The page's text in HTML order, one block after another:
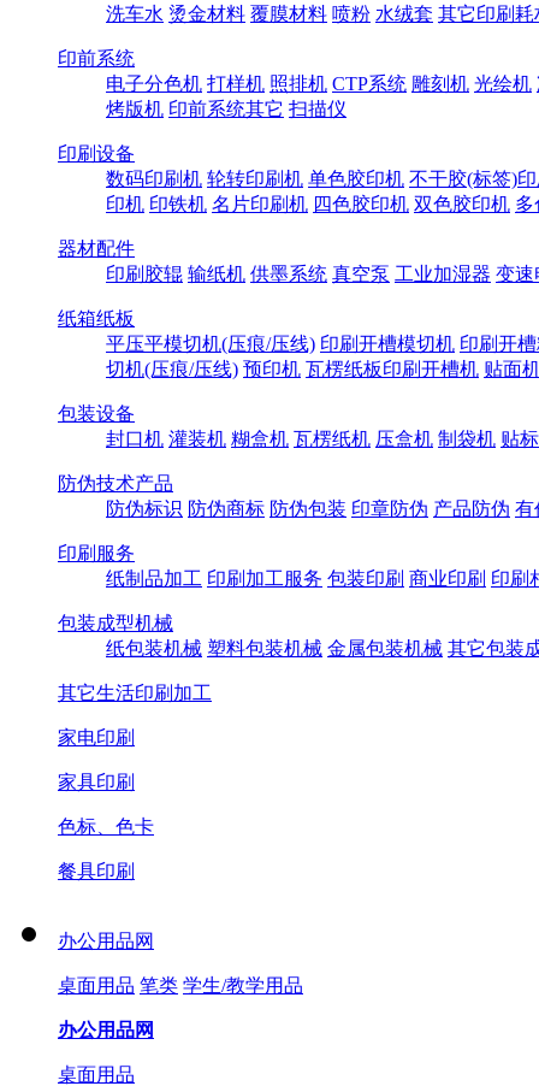
洗车水 烫金材料 覆膜材料 喷粉 水绒套 其它印刷耗
印前系统
电子分色机 打样机 照排机 CTP系统 雕刻机 光绘机
烤版机 印前系统其它 扫描仪
印刷设备
数码印刷机 轮转印刷机 单色胶印机 不干胶(标签)
印机 印铁机 名片印刷机 四色胶印机 双色胶印机 多
器材配件
印刷胶辊 输纸机 供墨系统 真空泵 工业加湿器 变速
纸箱纸板
平压平模切机(压痕/压线) 印刷开槽模切机 印刷开
切机(压痕/压线) 预印机 瓦楞纸板印刷开槽机 贴面
包装设备
封口机 灌装机 糊盒机 瓦楞纸机 压盒机 制袋机 贴
防伪技术产品
防伪标识 防伪商标 防伪包装 印章防伪 产品防伪 有
印刷服务
纸制品加工 印刷加工服务 包装印刷 商业印刷 印刷
包装成型机械
纸包装机械 塑料包装机械 金属包装机械 其它包装
其它生活印刷加工
家电印刷
家具印刷
色标、色卡
餐具印刷
办公用品网
桌面用品 笔类 学生/教学用品
办公用品网
桌面用品